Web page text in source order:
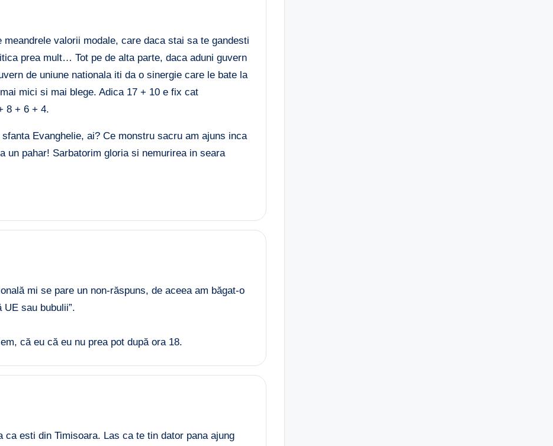
valorii modale, care daca stai sa te gandesti
prea mult… Tot pe de alta parte, daca aduni guvern
de uniune nationala iti da o sinergie care le bate la
mici si mai blege. Adica 17 + 10 e fix cat
8 + 6 + 4.
Evanghelie, ai? Ce monstru sacru am ajuns inca
un pahar! Sarbatorim gloria si nemurirea in seara
mi se pare un non-răspuns, de aceea am băgat-o
sau bubulii”.
că eu că eu nu prea pot după ora 18.
ca esti din Timisoara. Las ca te tin dator pana ajung